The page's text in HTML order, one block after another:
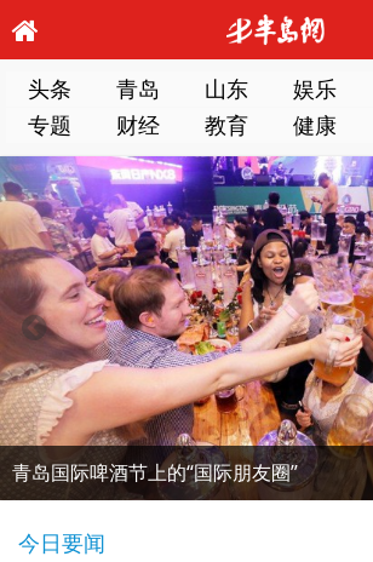
头条 青岛 山东 娱乐
专题
财经 教育 健康
青岛国际啤酒节上的“国际朋友圈”
今日要闻